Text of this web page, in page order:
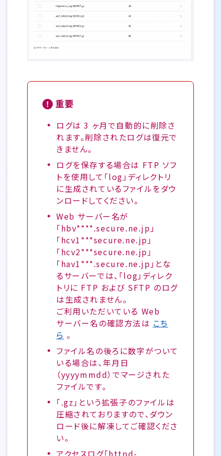
重要
ログは 3 ヶ月で自動的に削除さ
れます。削除されたログは復元で
きません。
ログを保存する場合は FTP ソフ
トを使用して「log」ディレクトリ
に生成されているファイルをダウ
ンロードしてください。
Web サーバー名が
「hbv****.secure.ne.jp」
「hcv1***secure.ne.jp」
「hcv2***secure.ne.jp」
「hav1***.secure.ne.jp」とな
るサーバーでは、「log」ディレク
トリに FTP および SFTP のログ
は生成されません。
ご利用いただいている Web
サーバー名の確認方法は こち
ら 。
ファイル名の後ろに数字がついて
いる場合は、年月日
（yyyymmdd）でマージされた
ファイルです。
「.gz」という拡張子のファイルは
圧縮されておりますので、ダウン
ロード後に解凍してご確認くださ
い。
アクセスログ「httpd-